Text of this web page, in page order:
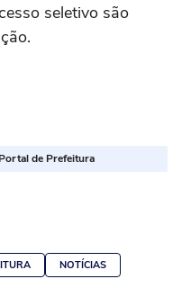
seletivo são
de Prefeitura
NOTÍCIAS